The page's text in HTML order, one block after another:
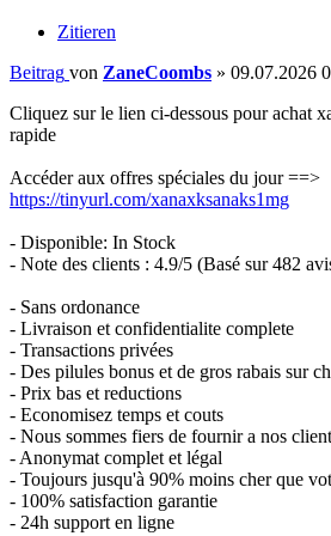
Zitieren
Beitrag von ZaneCoombs » 09.07.2026
Cliquez sur le lien ci-dessous pour achat
rapide
Accéder aux offres spéciales du jour ==>
https://tinyurl.com/xanaxksanaks1mg
- Disponible: In Stock
- Note des clients : 4.9/5 (Basé sur 482
- Sans ordonance
- Livraison et confidentialite complete
- Transactions privées
- Des pilules bonus et de gros rabais sur
- Prix bas et reductions
- Economisez temps et couts
- Nous sommes fiers de fournir a nos
- Anonymat complet et légal
- Toujours jusqu'à 90% moins cher que
- 100% satisfaction garantie
- 24h support en ligne